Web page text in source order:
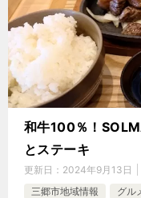
和牛100％！
とステーキ
更新日： 2024年9月13日
三郷市地域情報
グル